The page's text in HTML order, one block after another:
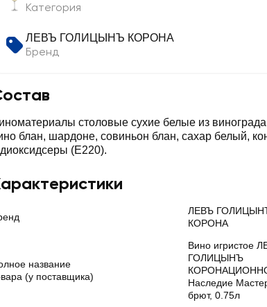
Категория
ЛЕВЪ ГОЛИЦЫНЪ КОРОНА
Бренд
столовые сухие белые из винограда
блан, шардоне, совиньон блан, сахар белый,
(Е220).
ЛЕВЪ
КОРОНА
название
(у поставщика)
Вино игристое
ГОЛИЦЫНЪ
Наследие
брют, 0.75л